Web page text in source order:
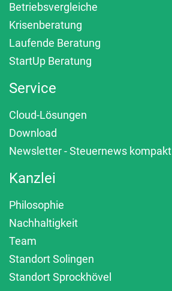
Betriebsvergleiche
Krisenberatung
Laufende Beratung
StartUp Beratung
Service
Cloud-Lösungen
Download
Newsletter - Steuernews kompakt
Kanzlei
Philosophie
Nachhaltigkeit
Team
Standort Solingen
Standort Sprockhövel